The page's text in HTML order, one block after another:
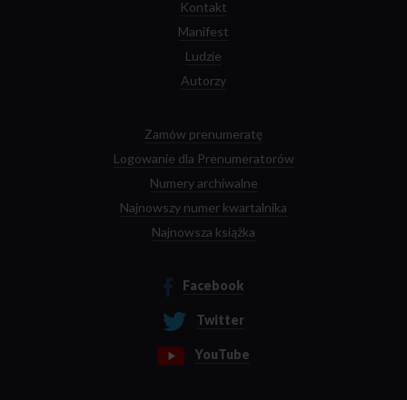
Kontakt
Manifest
Ludzie
Autorzy
Zamów prenumeratę
Logowanie dla Prenumeratorów
Numery archiwalne
Najnowszy numer kwartalnika
Najnowsza książka
Facebook
Twitter
YouTube